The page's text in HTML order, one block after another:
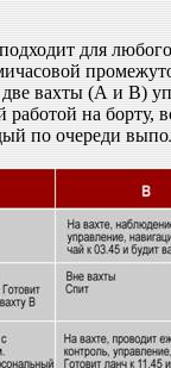
для
вахты (А и В)
на борту,
по очереди